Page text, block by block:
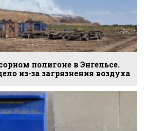
полигоне в Энгельсе.
из-за загрязнения воздуха